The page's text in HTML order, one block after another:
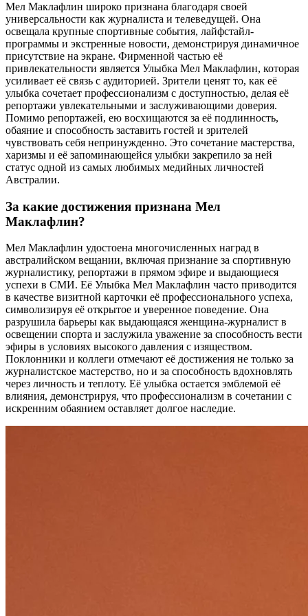
Мел Маклафлин широко признана благодаря своей
универсальности как журналиста и телеведущей. Она
освещала крупные спортивные события, лайфстайл-
программы и экстренные новости, демонстрируя динамичное
присутствие на экране. Фирменной частью её
привлекательности является Улыбка Мел Маклафлин, которая
усиливает её связь с аудиторией. Зрители ценят то, как её
улыбка сочетает профессионализм с доступностью, делая её
репортажи увлекательными и заслуживающими доверия.
Помимо репортажей, ею восхищаются за её подлинность,
обаяние и способность заставить гостей и зрителей
чувствовать себя непринужденно. Это сочетание мастерства,
харизмы и её запоминающейся улыбки закрепило за ней
статус одной из самых любимых медийных личностей
Австралии.
За какие достижения признана Мел
Маклафлин?
Мел Маклафлин удостоена многочисленных наград в
австралийском вещании, включая признание за спортивную
журналистику, репортажи в прямом эфире и выдающиеся
успехи в СМИ. Её Улыбка Мел Маклафлин часто приводится
в качестве визитной карточки её профессионального успеха,
символизируя её открытое и уверенное поведение. Она
разрушила барьеры как выдающаяся женщина-журналист в
освещении спорта и заслужила уважение за способность вести
эфиры в условиях высокого давления с изяществом.
Поклонники и коллеги отмечают её достижения не только за
журналистское мастерство, но и за способность вдохновлять
через личность и теплоту. Её улыбка остается эмблемой её
влияния, демонстрируя, что профессионализм в сочетании с
искренним обаянием оставляет долгое наследие.